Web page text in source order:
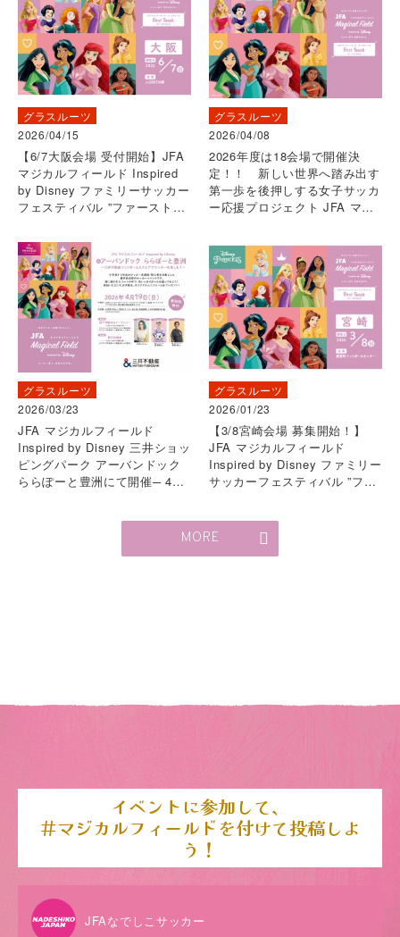
グラスルーツ
2026/04/15
【6/7大阪会場 受付開始】JFA
マジカルフィールド Inspired
by Disney ファミリーサッカー
フェスティバル ”ファーストタ
グラスルーツ
2026/04/08
2026年度は18会場で開催決
定！！ 新しい世界へ踏み出す
第一歩を後押しする女子サッカ
ー応援プロジェクト JFA マジ
ェスティバル “ファーストタッ
チ”
グラスルーツ
2026/03/23
JFA マジカルフィールド
Inspired by Disney 三井ショッ
ピングパーク アーバンドック
ららぽーと豊洲にて開催─ 4月
グラスルーツ
2026/01/23
【3/8宮崎会場 募集開始！】
JFA マジカルフィールド
Inspired by Disney ファミリー
サッカーフェスティバル ”ファ
MORE
イベントに参加して、
＃マジカルフィールドを付けて投稿しよ
う！
JFAなでしこサッカー